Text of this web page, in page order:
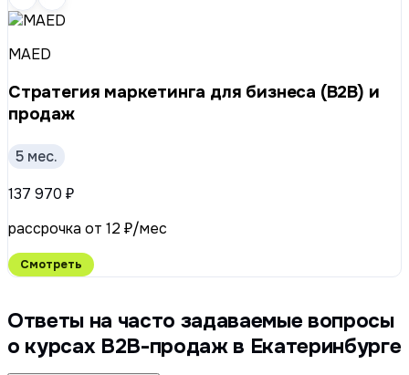
MAED
Стратегия маркетинга для бизнеса (B2B) и
продаж
5 мес.
137 970 ₽
рассрочка от 12 ₽/мес
Смотреть
Ответы на часто задаваемые вопросы
о курсах B2B-продаж в Екатеринбурге